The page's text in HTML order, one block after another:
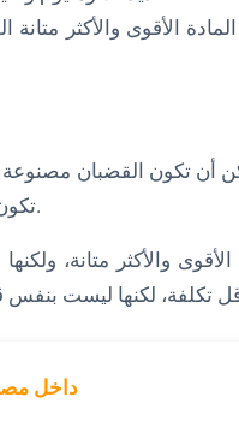
المادة الأقوى والأكثر
أن تكون القضبان
تكون مصنوعة من قطع متعددة يتم لحامها معاً.
والأكثر متانة،
داخل